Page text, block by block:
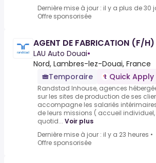
Dernière mise à jour : il y a plus de 30
Offre sponsorisée
AGENT DE FABRICATION (F/H)
LAU Auto Douai•
Nord, Lambres-lez-Douai, France
Temporaire
Quick Apply
Randstad Inhouse, agences
sur les sites de production de ses
accompagne les salariés
de leurs missions ( accueil
quotid... Voir plus
Dernière mise à jour : il y a 23 heures •
Offre sponsorisée